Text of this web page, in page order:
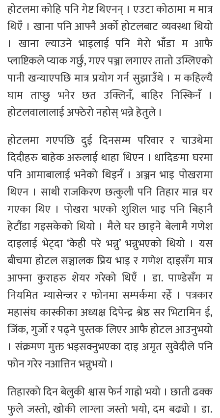
होटलमा कोहि पनि गेष्ट थिएनन् । एउटा कोठामा म मात्र
थिएँ । खाना पनि आफ्नै अर्को होटलबाट व्यवस्था थियो
। खाना ल्याउने भाइलाई पनि मेरो भाँडा म आफै
प्लाष्टिकले प्याक गर्छु, गएर पञ्जा लगाएर तातो उम्लिएको
पानी खन्याएपछि मात्र प्रयोग गर्न सुझाउँथे । म कहिल्यै
घाम ताप्छु भनेर छत उक्लिनँ, बाहिर निस्किनँ ।
होटलवालालाई अफ्ठेरो नहोस् भन्ने हेतुले ।
होटलमा गएपछि दुई दिनसम्म परिवार र चाउथेमा
दिदीहरु बाहेक अरुलाई थाहा थिएन । धादिङमा घरमा
पनि आमाबालाई भनेको थिइनँ । अञ्जन भाइ पोखरामा
थिएन । साथी राजकिरण छत्कुली पनि तिहार मान्न घर
गएका थिए । पोखरा भएको शुशिल भाइ पनि बिहानै
हेटौंडा गइसकेको थियो । मैले घर छाड्ने बेलामै गणेश
दाइलाई भेट्दा ‘केही परे भन्नु’ भन्नुभएको थियो । यस
बीचमा होटल सञ्चालक प्रिय भाइ र गणेश दाइसँग मात्र
आफ्ना कुराहरु शेयर गरेको थिएँ । डा. पाण्डेसँग म
नियमित म्यासेन्जर र फोनमा सम्पर्कमा रहेँ । पत्रकार
महासंघ कास्कीका अध्यक्ष दिपेन्द्र श्रेष्ठ सर भिटामिन ई,
जिंक, गुर्जो र पढ्ने पुस्तक लिएर आफै होटल आउनुभयो
। संक्रमण मुक्त भइसक्नुभएका दाइ अमृत सुवेदीले पनि
फोन गरेर नआत्तिन भन्नुभयो ।
तिहारको दिन बेलुकी श्वास फेर्न गाह्रो भयो । छाती ढक्क
फुले जस्तो, खोकी लाग्ला जस्तो भयो, दम बढ्यो । डा.